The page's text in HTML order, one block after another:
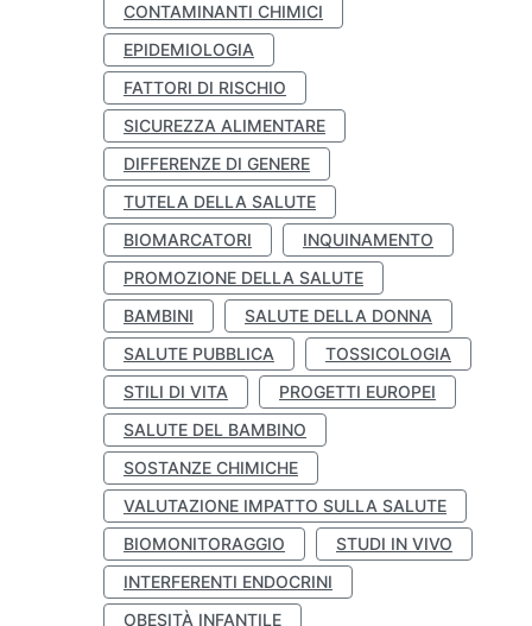
CONTAMINANTI CHIMICI
EPIDEMIOLOGIA
FATTORI DI RISCHIO
SICUREZZA ALIMENTARE
DIFFERENZE DI GENERE
TUTELA DELLA SALUTE
BIOMARCATORI
INQUINAMENTO
PROMOZIONE DELLA SALUTE
BAMBINI
SALUTE DELLA DONNA
SALUTE PUBBLICA
TOSSICOLOGIA
STILI DI VITA
PROGETTI EUROPEI
SALUTE DEL BAMBINO
SOSTANZE CHIMICHE
VALUTAZIONE IMPATTO SULLA SALUTE
BIOMONITORAGGIO
STUDI IN VIVO
INTERFERENTI ENDOCRINI
OBESITÀ INFANTILE